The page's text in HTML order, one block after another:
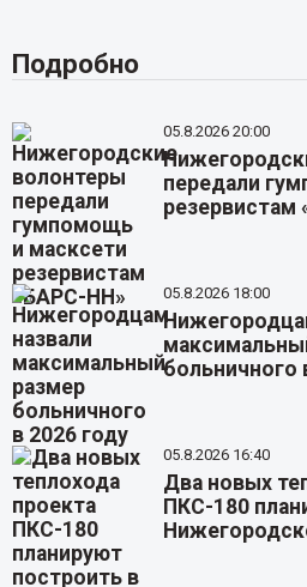
Подробно
05.8.2026 20:00
передали
05.8.2026 18:00
больничного
05.8.2026 16:40
Два новых
ПКС-180